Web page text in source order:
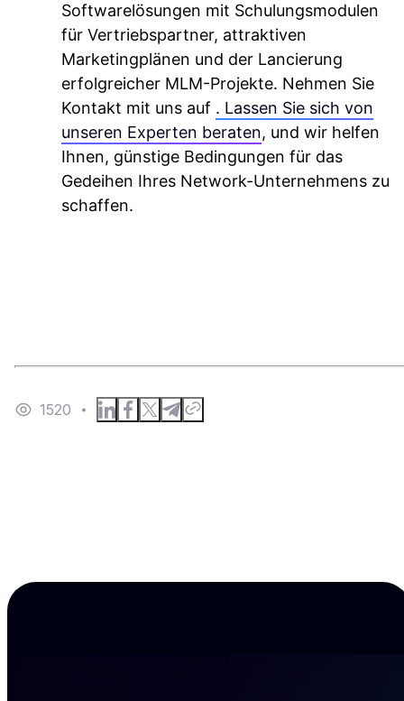
Softwarelösungen mit Schulungsmodulen
für Vertriebspartner, attraktiven
Marketingplänen und der Lancierung
erfolgreicher MLM-Projekte. Nehmen Sie
Kontakt mit uns auf . Lassen Sie sich von
unseren Experten beraten, und wir helfen
Ihnen, günstige Bedingungen für das
Gedeihen Ihres Network-Unternehmens zu
schaffen.
1520